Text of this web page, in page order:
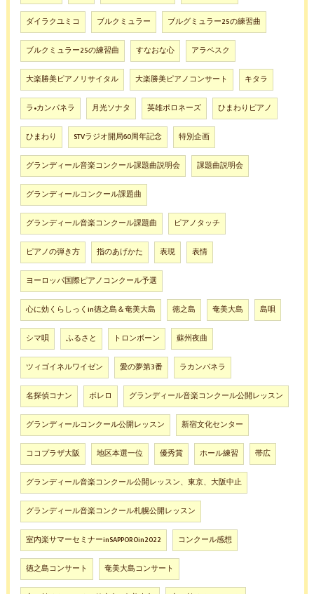
ダイラクユミコ ブルクミュラー ブルグミュラー25の練習曲
ブルクミュラー25の練習曲 すなおな心 アラベスク
大楽勝美ピアノリサイタル 大楽勝美ピアノコンサート キタラ
ラ•カンパネラ 月光ソナタ 英雄ポロネーズ ひまわりピアノ
ひまわり STVラジオ開局60周年記念 特別企画
グランディール音楽コンクール課題曲説明会 課題曲説明会
グランディールコンクール課題曲
グランディール音楽コンクール課題曲 ピアノタッチ
ピアノの弾き方 指のあげかた 表現 表情
ヨーロッパ国際ピアノコンクール予選
心に効くらしっくin徳之島＆奄美大島 徳之島 奄美大島 島唄
シマ唄 ふるさと トロンボーン 蘇州夜曲
ツィゴイネルワイゼン 愛の夢第3番 ラカンパネラ
名探偵コナン ボレロ グランディール音楽コンクール公開レッスン
グランディールコンクール公開レッスン 新宿文化センター
ココプラザ大阪 地区本選一位 優秀賞 ホール練習 帯広
グランディール音楽コンクール公開レッスン、東京、大阪中止
グランディール音楽コンクール札幌公開レッスン
室内楽サマーセミナーinSAPPOROin2022 コンクール感想
徳之島コンサート 奄美大島コンサート